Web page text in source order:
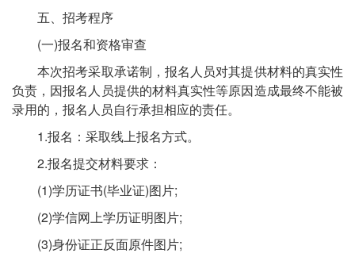
五、招考程序
(一)报名和资格审查
本次招考采取承诺制，报名人员对其提供材料的真实性
负责，因报名人员提供的材料真实性等原因造成最终不能被
录用的，报名人员自行承担相应的责任。
1.报名：采取线上报名方式。
2.报名提交材料要求：
(1)学历证书(毕业证)图片;
(2)学信网上学历证明图片;
(3)身份证正反面原件图片;